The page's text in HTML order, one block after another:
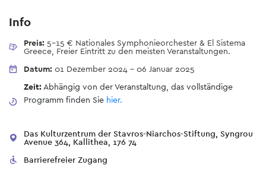
Info
Preis: 5-15 € Nationales Symphonieorchester & El Sistema
Greece, Freier Eintritt zu den meisten Veranstaltungen.
Datum: 01 Dezember 2024 - 06 Januar 2025
Zeit:Abhängig von der Veranstaltung, das vollständige
Programm finden Sie hier.
Das Kulturzentrum der Stavros-Niarchos-Stiftung, Syngrou
Avenue 364, Kallithea, 176 74
Barrierefreier Zugang